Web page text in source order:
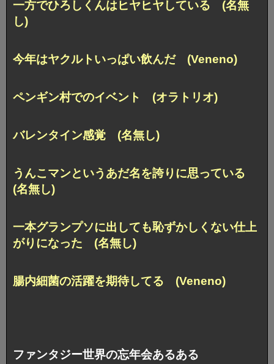
一方でひろしくんはヒヤヒヤしている (名無
し)
今年はヤクルトいっぱい飲んだ (Veneno)
ペンギン村でのイベント (オラトリオ)
バレンタイン感覚 (名無し)
うんこマンというあだ名を誇りに思っている
(名無し)
一本グランプソに出しても恥ずかしくない仕上
がりになった (名無し)
腸内細菌の活躍を期待してる (Veneno)
ファンタジー世界の忘年会あるある